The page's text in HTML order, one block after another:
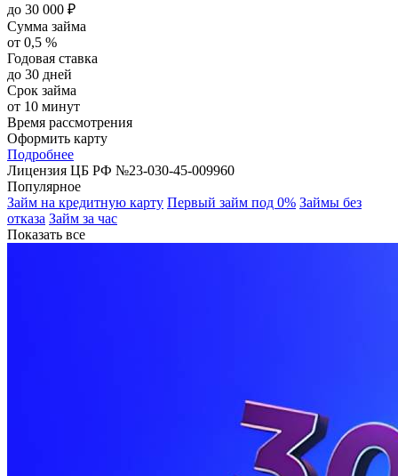
до 30 000 ₽
Сумма займа
от 0,5 %
Годовая ставка
до 30 дней
Срок займа
от 10 минут
Время рассмотрения
Оформить карту
Подробнее
Лицензия ЦБ РФ №23-030-45-009960
Популярное
Займ на кредитную карту Первый займ под 0% Займы без
отказа Займ за час
Показать все